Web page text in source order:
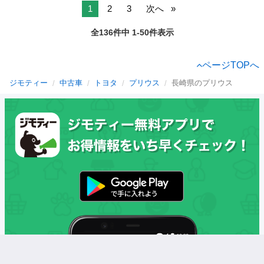
1 2 3 次へ
全136件中 1-50件表示
ページTOPへ
ジモティー 中古車 トヨタ プリウス 長崎県のプリウス